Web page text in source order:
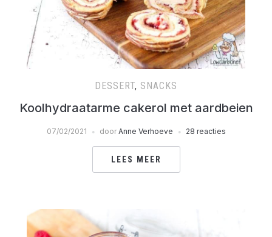
DESSERT, SNACKS
Koolhydraatarme cakerol met aardbeien
07/02/2021 door Anne Verhoeve 28 reacties
LEES MEER